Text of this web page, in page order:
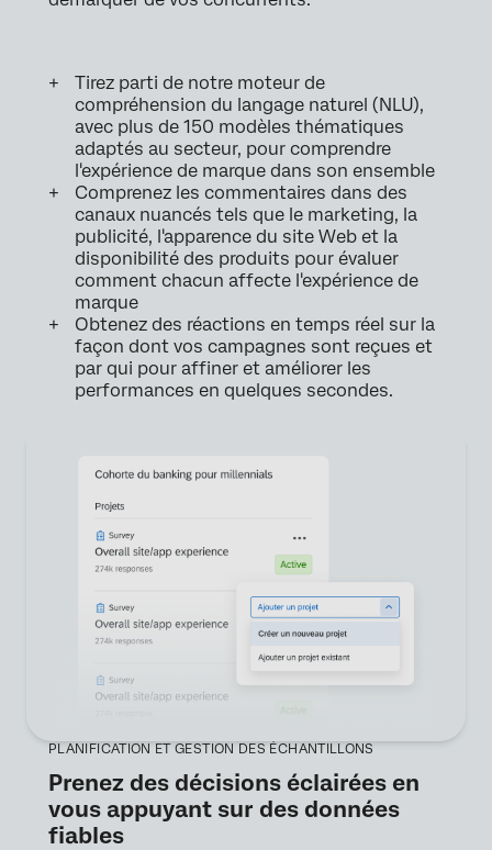
Tirez parti de notre moteur de
compréhension du langage naturel (NLU),
avec plus de 150 modèles thématiques
adaptés au secteur, pour comprendre
l'expérience de marque dans son ensemble
Comprenez les commentaires dans des
canaux nuancés tels que le marketing, la
publicité, l'apparence du site Web et la
disponibilité des produits pour évaluer
comment chacun affecte l'expérience de
marque
Obtenez des réactions en temps réel sur la
façon dont vos campagnes sont reçues et
par qui pour affiner et améliorer les
performances en quelques secondes.
PLANIFICATION ET GESTION DES ÉCHANTILLONS
Prenez des décisions éclairées en
vous appuyant sur des données
fiables